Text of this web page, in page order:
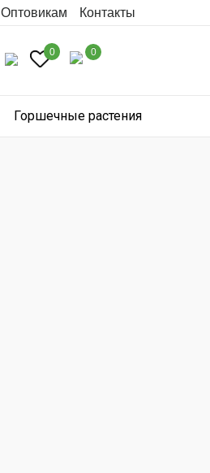
Оптовикам Контакты
0 0
Горшечные растения